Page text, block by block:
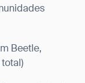
Beetle,